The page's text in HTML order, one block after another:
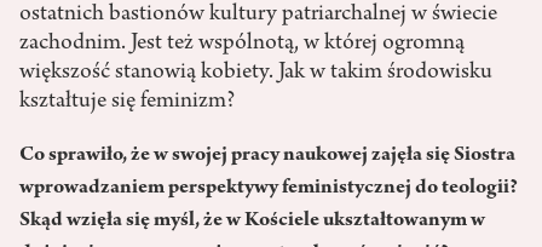
ostatnich bastionów kultury patriarchalnej w świecie
zachodnim. Jest też wspólnotą, w której ogromną
większość stanowią kobiety. Jak w takim środowisku
kształtuje się feminizm?
Co sprawiło, że w swojej pracy naukowej zajęła się Siostra
wprowadzaniem perspektywy feministycznej do teologii?
Skąd wzięła się myśl, że w Kościele ukształtowanym w